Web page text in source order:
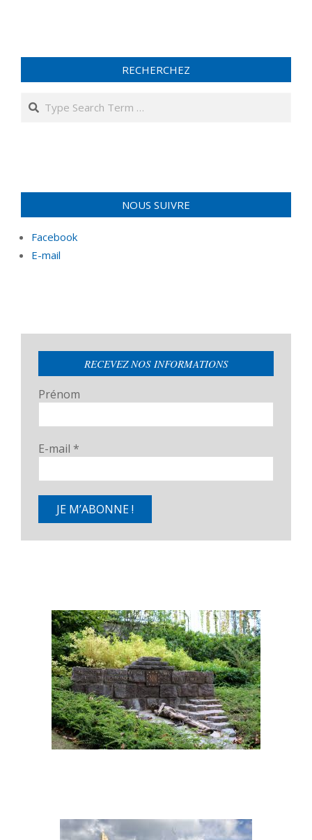
RECHERCHEZ
Search
NOUS SUIVRE
Facebook
E-mail
RECEVEZ NOS INFORMATIONS
Prénom
E-mail *